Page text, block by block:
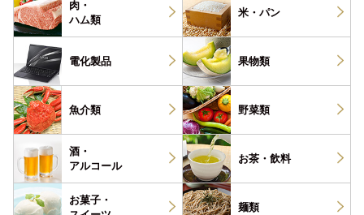
肉・
ハム類
米・パン
電化製品 果物類
魚介類 野菜類
酒・
アルコール
お茶・ 飲料
お菓子・
麺類